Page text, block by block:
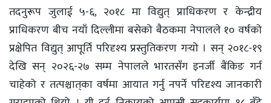
तदनुरूप जुलाई ५-६, २०१८ मा विद्युत् प्राधिकरण र केन्द्रीय
प्राधिकरण बीच नयाँ दिल्लीमा बसेको बैठकमा नेपालले १० वर्षको
प्रक्षेपित विद्युत् आपूर्ति परिदृश्य प्रस्तुतिकरण गर्‍यो । सन् २०१८-१९
देखि सन् २०२६-२७ सम्म नेपालले भारतसँग इनर्जी बैंकिङ गर्न
चाहेको र तत्पश्चात्‌का वर्षमा आयात गर्नु नपर्ने परिदृश्य जानकारी